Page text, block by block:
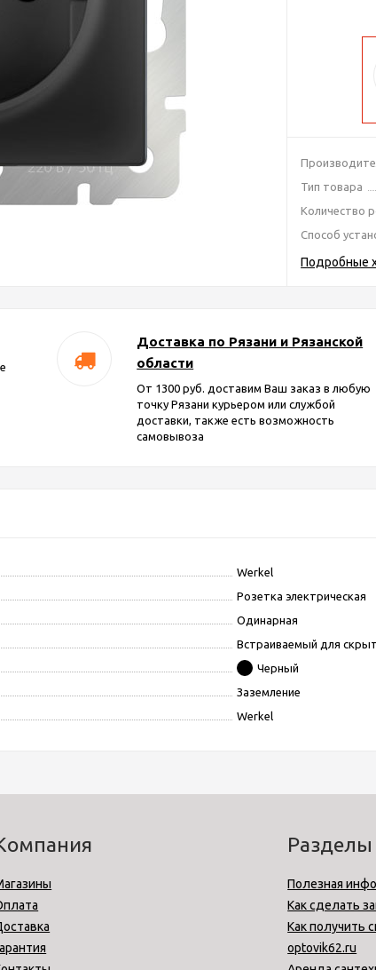
Тип товара
Количество
Способ
Подробные
Доставка по Рязани и Рязанской
области
От 1300 руб. доставим Ваш заказ в любую
точку Рязани курьером или службой
доставки, также есть возможность
самовывоза
Werkel
Розетка электрическая
Одинарная
Встраиваемый для
Черный
Заземление
Werkel
Разделы
Полезная
Как сделать
Как получить
optovik62.ru